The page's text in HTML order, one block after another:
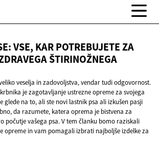
VSE, KAR POTREBUJETE ZA
ŠTIRINOŽNEGA
veselja in zadovoljstva, vendar tudi odgovornost.
je zagotavljanje ustrezne opreme za svojega
glede na to, ali ste novi lastnik psa ali izkušen pasji
da razumete, katera oprema je bistvena za
počutje vašega psa. V tem članku bomo raziskali
opreme in vam pomagali izbrati najboljše izdelke za